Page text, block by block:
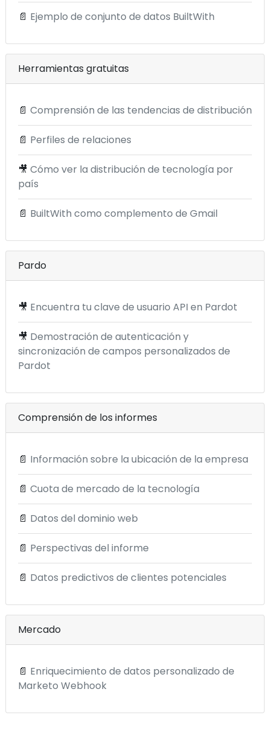
📄 Ejemplo de conjunto de datos BuiltWith
Herramientas gratuitas
📄 Comprensión de las tendencias de distribución
📄 Perfiles de relaciones
🎥 Cómo ver la distribución de tecnología por
país
📄 BuiltWith como complemento de Gmail
Pardo
🎥 Encuentra tu clave de usuario API en Pardot
🎥 Demostración de autenticación y
sincronización de campos personalizados de
Pardot
Comprensión de los informes
📄 Información sobre la ubicación de la empresa
📄 Cuota de mercado de la tecnología
📄 Datos del dominio web
📄 Perspectivas del informe
📄 Datos predictivos de clientes potenciales
Mercado
📄 Enriquecimiento de datos personalizado de
Marketo Webhook